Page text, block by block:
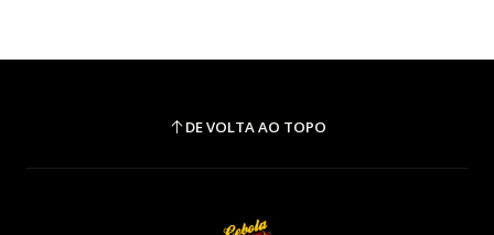
DE VOLTA AO TOPO